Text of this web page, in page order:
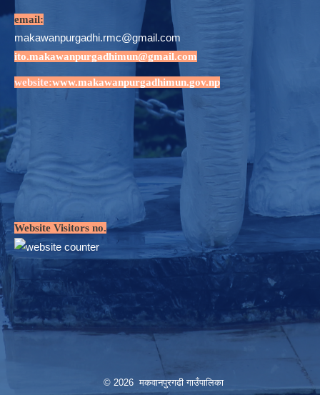
email:
makawanpurgadhi.rmc@gmail.com
ito.makawanpurgadhimun@gmail.com
website:www.makawanpurgadhimun.gov.np
Website Visitors no.
© 2026 मकवानपुरगढी गाउँपालिका